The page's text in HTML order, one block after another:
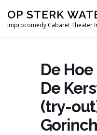
naarOP STERK
Improcomedy Cabaret Theater
SPELERS BLOG
De
De
(try-